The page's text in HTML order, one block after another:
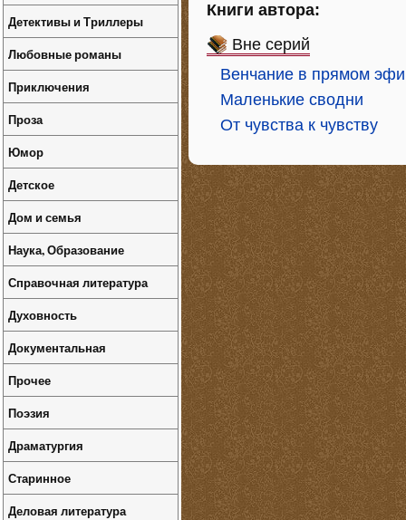
Книги автора:
Вне серий
Венчание в прямом
Маленькие сводни
От чувства к чувству
Детективы и Триллеры
Любовные романы
Приключения
Проза
Юмор
Детское
Дом и семья
Наука, Образование
Справочная литература
Духовность
Документальная
Прочее
Поэзия
Драматургия
Старинное
Деловая литература